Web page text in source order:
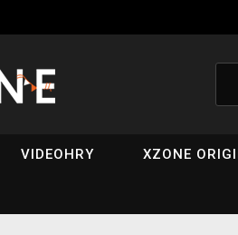
VIDEOHRY XZONE